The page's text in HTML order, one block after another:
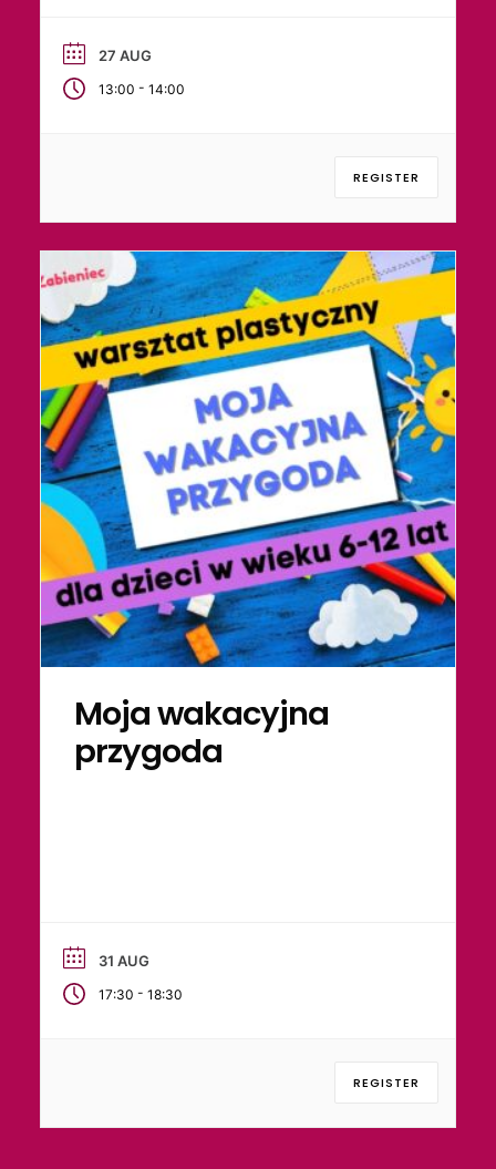
27 AUG
13:00 - 14:00
REGISTER
Moja wakacyjna
przygoda
31 AUG
17:30 - 18:30
REGISTER